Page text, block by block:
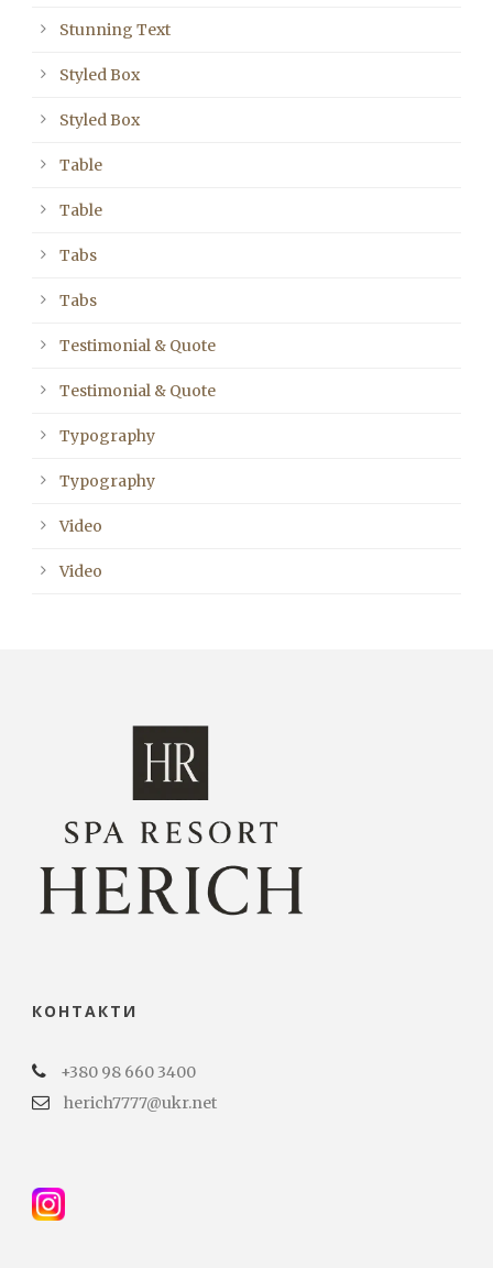
Stunning Text
Styled Box
Styled Box
Table
Table
Tabs
Tabs
Testimonial & Quote
Testimonial & Quote
Typography
Typography
Video
Video
КОНТАКТИ
+380 98 660 3400
herich7777@ukr.net